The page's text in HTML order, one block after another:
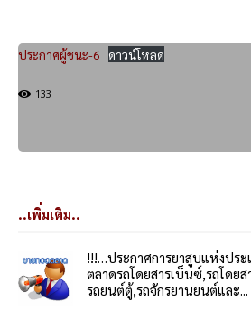
ประกาศผู้ชนะ-6 ดาวน์โหลด
133
..เพิ่มเติม..
!!!…ประกาศการยาสูบแห่งปร
ตลาดรถโดยสารเบ็นซ์,รถโดย
รถยนต์ตู้,รถจักรยานยนต์และ...